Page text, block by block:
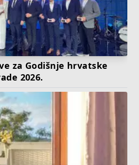
za Godišnje hrvatske
2026.